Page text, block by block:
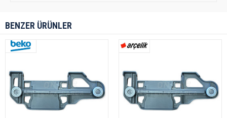
BENZER ÜRÜNLER